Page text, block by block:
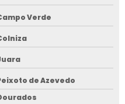
Verde
de Azevedo